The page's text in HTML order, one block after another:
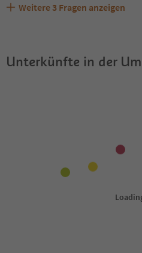
Sind Haustiere in der
Welche Services bietet Haus
Erhalten die Gäste von Haus Hafner einen
Weitere 3 Fragen anzeigen
Unterkünfte in der